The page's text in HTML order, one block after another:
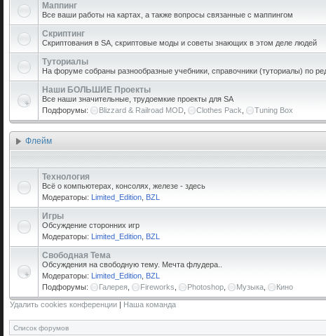
Маппинг
Все ваши работы на картах, а также вопросы связанные с маппингом
Скриптинг
Скриптования в SA, скриптовые моды и советы знающих в этом деле людей
Туториалы
На форуме собраны разнообразные учебники, справочники (туториалы) по
Наши БОЛЬШИЕ Проекты
Все наши значительные, трудоемкие проекты для SA
Подфорумы:
Blizzard & Railroad MOD Clothes Pack Tuning Box
Флейм
Технология
Всё о компьютерах, консолях, железе - здесь
Модераторы: Limited_Edition BZL
Игры
Обсуждение сторонних игр
Модераторы: Limited_Edition BZL
Свободная Тема
Обсуждения на свободную тему. Мечта флудера..
Модераторы: Limited_Edition BZL
Подфорумы:
Галерея Fireworks Photoshop Музыка Кино
Удалить cookies конференции | Наша команда
Список форумов